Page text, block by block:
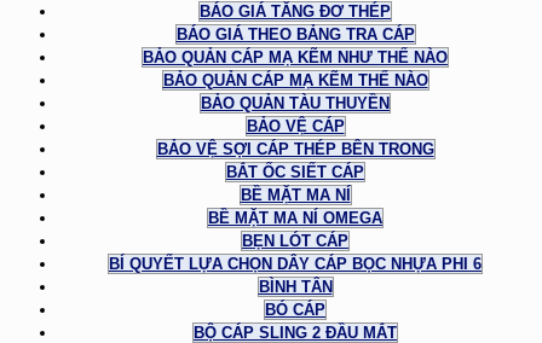
BÁO GIÁ TĂNG ĐƠ THÉP
BÁO GIÁ THEO BẢNG TRA CÁP
BẢO QUẢN CÁP MẠ KẼM NHƯ THẾ NÀO
BẢO QUẢN CÁP MẠ KẼM THẾ NÀO
BẢO QUẢN TÀU THUYỀN
BẢO VỆ CÁP
BẢO VỆ SỢI CÁP THÉP BÊN TRONG
BẮT ỐC SIẾT CÁP
BỀ MẶT MA NÍ
BỀ MẶT MA NÍ OMEGA
BẸN LÓT CÁP
BÍ QUYẾT LỰA CHỌN DÂY CÁP BỌC NHỰA PHI 6
BÌNH TÂN
BÓ CÁP
BỘ CÁP SLING 2 ĐẦU MẮT